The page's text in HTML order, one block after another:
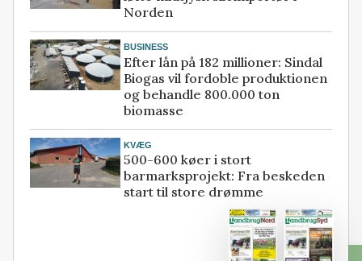
Norden
BUSINESS
Efter lån på 182 millioner: Sindal
Biogas vil fordoble produktionen
og behandle 800.000 ton
biomasse
KVÆG
500-600 køer i stort
barmarksprojekt: Fra beskeden
start til store drømme